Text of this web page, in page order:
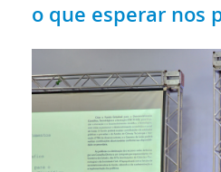
o que esperar nos